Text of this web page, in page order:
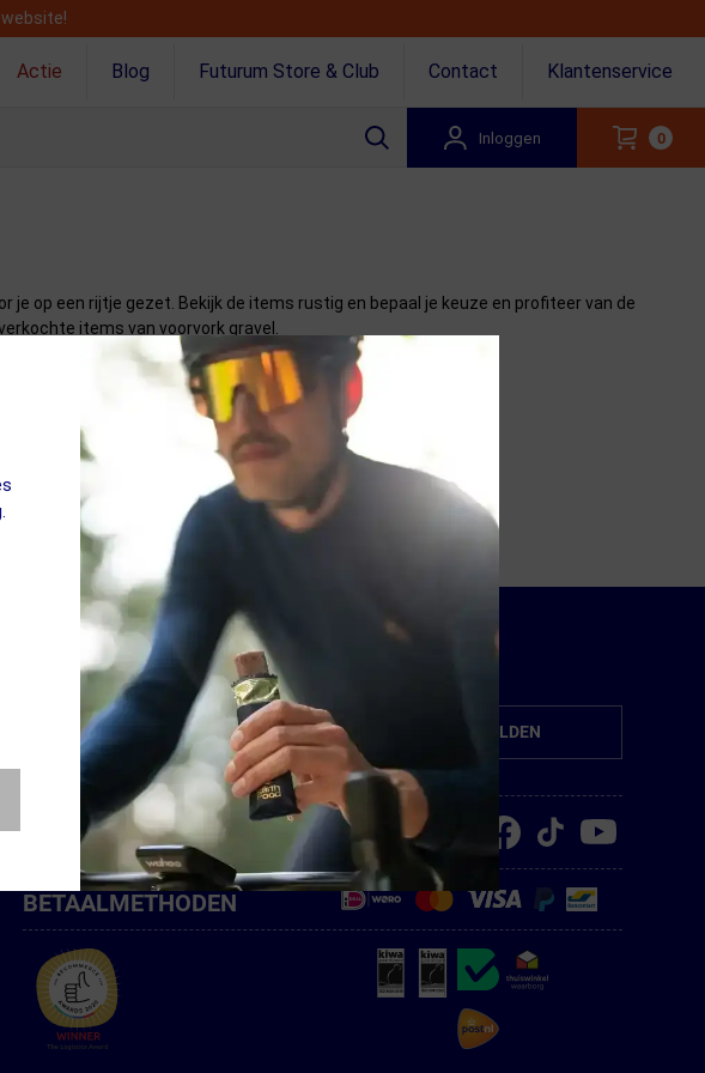
Actie Blog Futurum Store & Club Contact Klantenservice
Inloggen 0
je op een rijtje gezet. Bekijk de items rustig en bepaal je keuze en profiteer van de
items van voorvork gravel.
AANMELDEN
VOLG FUTURUMSHOP
BETAALMETHODEN